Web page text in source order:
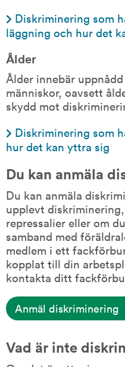
Diskriminering som
läggning och hur det
Ålder
Ålder innebär
människor, oavsett
skydd mot
Diskriminering som
hur det kan yttra sig
Du kan anmäla
Du kan anmäla
upplevt
repressalier eller om
samband med
medlem i ett
kopplat till din
kontakta ditt
Anmäl diskriminering
Vad är inte